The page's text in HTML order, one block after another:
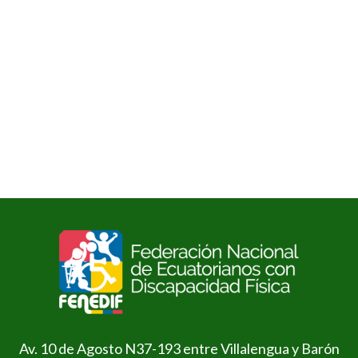
Av. 10 de Agosto N37-193 entre Villalengua y Barón